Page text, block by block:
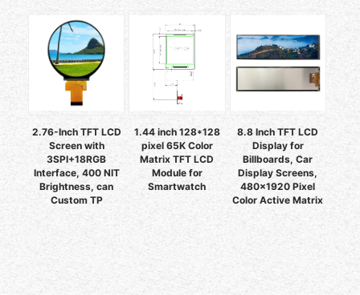
2.76-Inch TFT LCD
Screen with
3SPI+18RGB
Interface, 400 NIT
Brightness, can
Custom TP
1.44 inch 128*128
pixel 65K Color
Matrix TFT LCD
Module for
Smartwatch
8.8 Inch TFT LCD
Display for
Billboards, Car
Display Screens,
480x1920 Pixel
Color Active Matrix